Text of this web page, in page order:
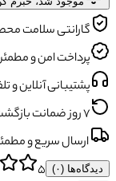
گارانتی سلامت
پرداخت امن و
پشتیبانی آنلاین و
۷ روز ضمانت بازگشت
ارسال سریع و
دیدگاه‌ها (۰) ۵